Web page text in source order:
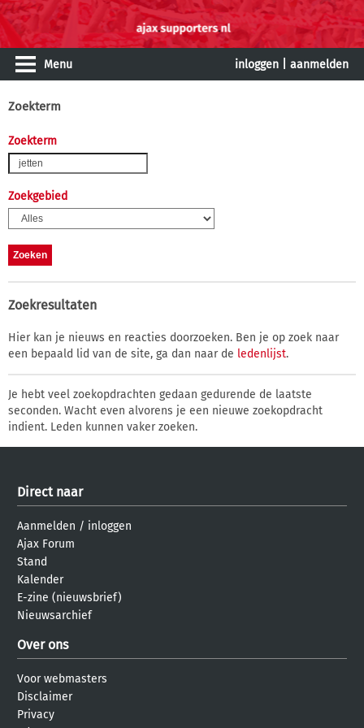
Menu inloggen aanmelden
Zoekterm
Zoekterm
Zoekgebied
Zoekresultaten
Hier kan je nieuws en reacties doorzoeken. Ben je op zoek naar
een bepaald lid van de site, ga dan naar de ledenlijst.
Je hebt veel zoekopdrachten gedaan gedurende de laatste
seconden. Wacht even alvorens je een nieuwe zoekopdracht
indient. Leden kunnen vaker zoeken.
Direct naar
Aanmelden / inloggen
Ajax Forum
Stand
Kalender
E-zine (nieuwsbrief)
Nieuwsarchief
Over ons
Voor webmasters
Disclaimer
Privacy